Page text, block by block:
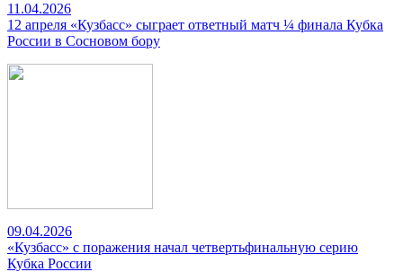
11.04.2026
12 апреля «Кузбасс» сыграет ответный матч ¼ финала Кубка
России в Сосновом бору
09.04.2026
«Кузбасс» с поражения начал четвертьфинальную серию
Кубка России